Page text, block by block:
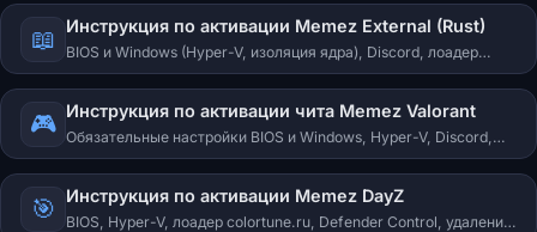
ошибок загрузчика, игровые ошибки, восстановление
загрузочного раздела.
📖 Инструкция по активации Memez External (Rust)
BIOS и Windows (Hyper-V, изоляция ядра), Discord, лоадер
colortune.ru, Defender Control, типичные ошибки.
🎮 Инструкция по активации чита Memez Valorant
Обязательные настройки BIOS и Windows, Hyper-V, Discord,
установка лаунчера colortune.ru, управление и решение
типовых ошибок.
🎯 Инструкция по активации Memez DayZ
BIOS, Hyper-V, лоадер colortune.ru, Defender Control, удаление